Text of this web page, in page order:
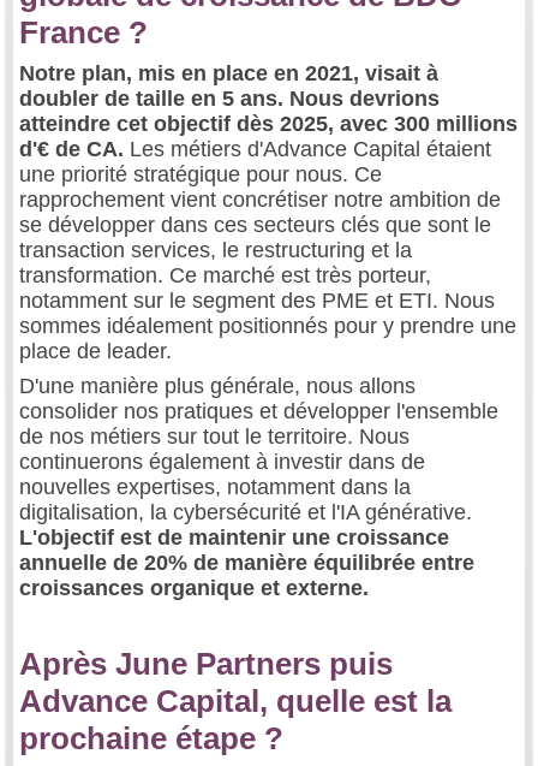
France ?
Notre plan, mis en place en 2021, visait à
doubler de taille en 5 ans. Nous devrions
atteindre cet objectif dès 2025, avec 300 millions
d'€ de CA. Les métiers d'Advance Capital étaient
une priorité stratégique pour nous. Ce
rapprochement vient concrétiser notre ambition de
se développer dans ces secteurs clés que sont le
transaction services, le restructuring et la
transformation. Ce marché est très porteur,
notamment sur le segment des PME et ETI. Nous
sommes idéalement positionnés pour y prendre une
place de leader.
D'une manière plus générale, nous allons
consolider nos pratiques et développer l'ensemble
de nos métiers sur tout le territoire. Nous
continuerons également à investir dans de
nouvelles expertises, notamment dans la
digitalisation, la cybersécurité et l'IA générative.
L'objectif est de maintenir une croissance
annuelle de 20% de manière équilibrée entre
croissances organique et externe.
Après June Partners puis
Advance Capital, quelle est la
prochaine étape ?